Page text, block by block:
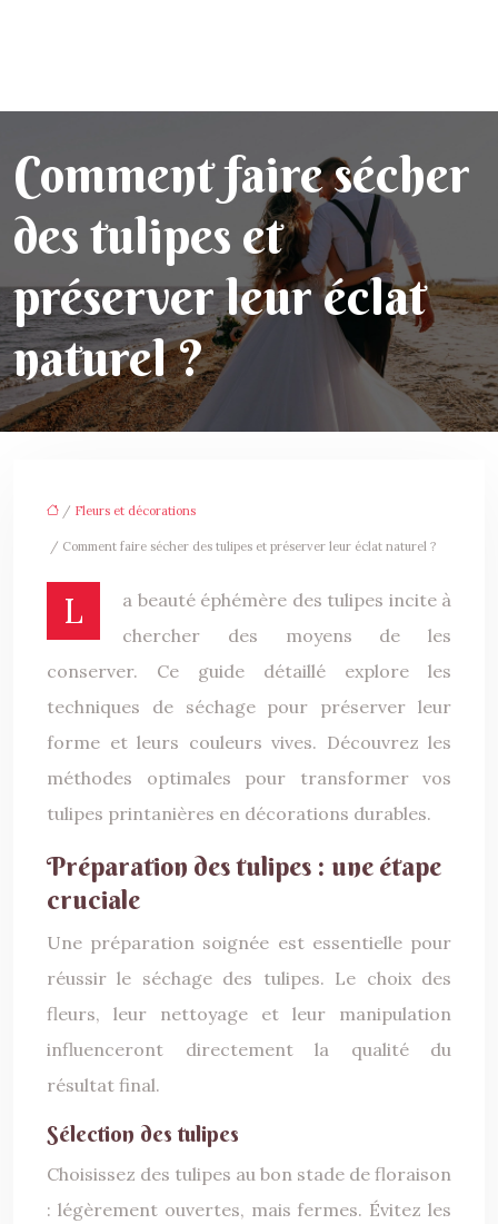
Comment faire sécher
des tulipes et
préserver leur éclat
naturel ?
/ Fleurs et décorations
/ Comment faire sécher des tulipes et préserver leur éclat naturel ?
La beauté éphémère des tulipes incite à
chercher des moyens de les
conserver. Ce guide détaillé explore les
techniques de séchage pour préserver leur
forme et leurs couleurs vives. Découvrez les
méthodes optimales pour transformer vos
tulipes printanières en décorations durables.
Préparation des tulipes : une étape
cruciale
Une préparation soignée est essentielle pour
réussir le séchage des tulipes. Le choix des
fleurs, leur nettoyage et leur manipulation
influenceront directement la qualité du
résultat final.
Sélection des tulipes
Choisissez des tulipes au bon stade de floraison
: légèrement ouvertes, mais fermes. Évitez les